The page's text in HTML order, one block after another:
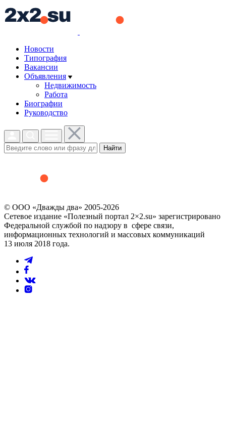
Новости
Типография
Вакансии
Объявления
Недвижимость
Работа
Биографии
Руководство
Найти
© ООО «Дважды два» 2005-2026
Сетевое издание «Полезный портал 2×2.su» зарегистрировано
Федеральной службой по надзору в сфере связи,
информационных технологий и массовых коммуникаций
13 июля 2018 года.